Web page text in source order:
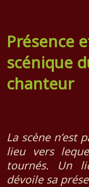
Présence
scénique
chanteur
La scène n’est
lieu vers
tournés. Un
dévoile sa